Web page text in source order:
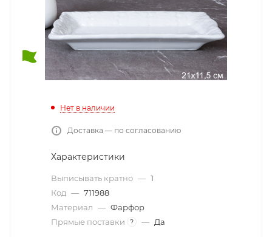
Нет в наличии
Доставка — по согласованию
Характеристики
Выписывать кратно — 1
Код — 711988
Материал — Фарфор
Прямые поставки
? — Да